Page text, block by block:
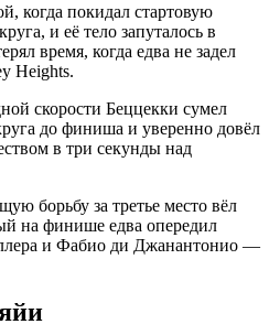
когда покидал стартовую
и её тело запуталось в
время, когда едва не задел
Heights.
скорости Беццекки сумел
до финиша и уверенно довёл
в три секунды над
борьбу за третье место вёл
на финише едва опередил
и Фабио ди Джанантонио —